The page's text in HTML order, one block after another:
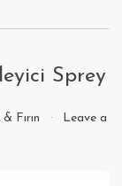
Sprey
Fırın
Leave a